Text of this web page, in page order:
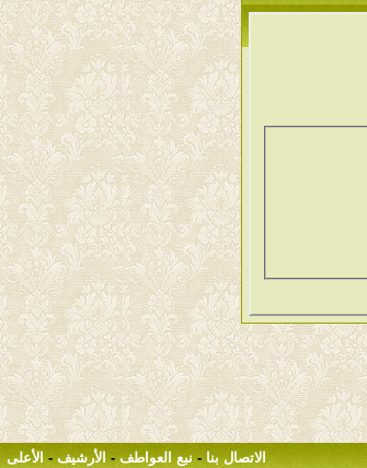
الاتصال بنا - نبع العواطف - الأرشيف - الأعلى